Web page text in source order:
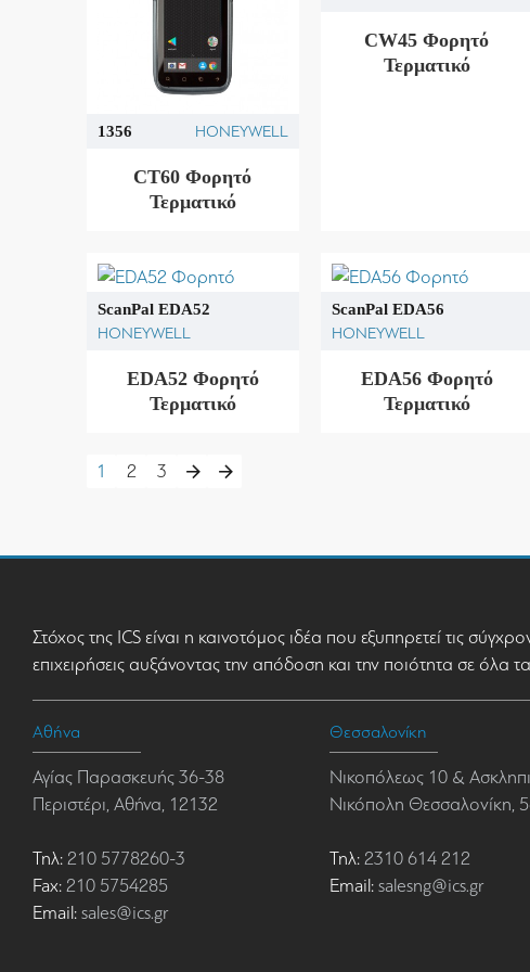
1356 HONEYWELL
CT60 Φορητό
Τερματικό
CW45 Φορητό
Τερματικό
ScanPal EDA52
HONEYWELL
EDA52 Φορητό
Τερματικό
ScanPal EDA56
HONEYWELL
EDA56 Φορητό
Τερματικό
1 2 3
Στόχος της ICS είναι η καινοτόμος ιδέα που εξυπηρετεί τις
επιχειρήσεις αυξάνοντας την απόδοση και την ποιότητα σε όλα
Αθήνα
Αγίας Παρασκευής 36-38
Περιστέρι, Αθήνα, 12132
Τηλ: 210 5778260-3
Fax: 210 5754285
Email: sales@ics.gr
Θεσσαλονίκη
Νικοπόλεως 10 &
Νικόπολη Θεσσαλονίκη,
Τηλ: 2310 614 212
Email: salesng@ics.gr